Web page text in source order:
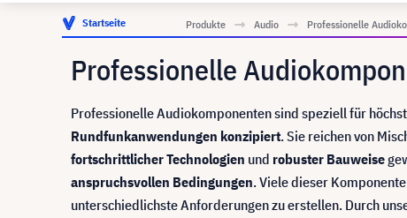
Startseite Produkte Audio Professionelle
Professionelle
Professionelle Audiokomponenten sind speziell für
Rundfunkanwendungen konzipiert. Sie reichen von
fortschrittlicher Technologien und robuster Bauweise
anspruchsvollen Bedingungen. Viele dieser
unterschiedlichste Anforderungen zu erstellen. Durch